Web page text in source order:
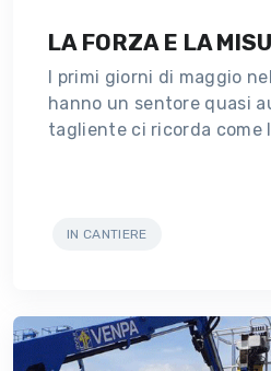
LA FORZA E LA
I primi giorni di maggio
hanno un sentore quasi
tagliente ci ricorda come
IN CANTIERE